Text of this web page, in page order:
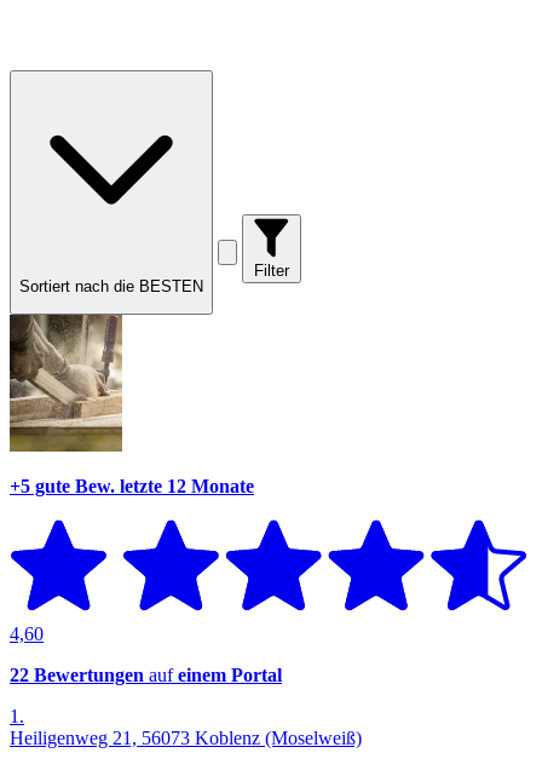
Sortiert nach die BESTEN
Filter
+5 gute Bew. letzte 12 Monate
4,60
22 Bewertungen aufeinem Portal
1.
Heiligenweg 21, 56073 Koblenz (Moselweiß)